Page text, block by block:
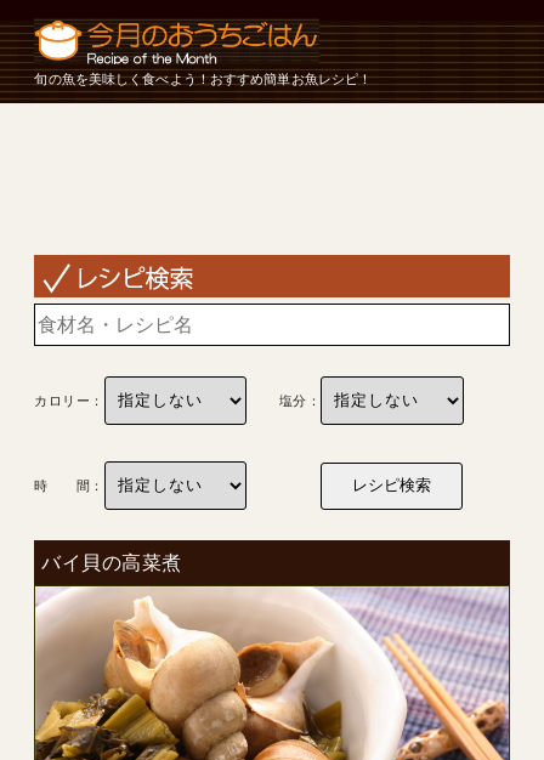
旬の魚を美味しく食べよう！おすすめ簡単お魚レシピ！
カロリー： 塩分：
時 間：
バイ貝の高菜煮